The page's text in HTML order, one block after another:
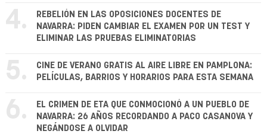
4.
REBELIÓN EN LAS OPOSICIONES DOCENTES DE
NAVARRA: PIDEN CAMBIAR EL EXAMEN POR UN TEST Y
ELIMINAR LAS PRUEBAS ELIMINATORIAS
5.
CINE DE VERANO GRATIS AL AIRE LIBRE EN PAMPLONA:
PELÍCULAS, BARRIOS Y HORARIOS PARA ESTA SEMANA
6.
EL CRIMEN DE ETA QUE CONMOCIONÓ A UN PUEBLO DE
NAVARRA: 26 AÑOS RECORDANDO A PACO CASANOVA Y
NEGÁNDOSE A OLVIDAR